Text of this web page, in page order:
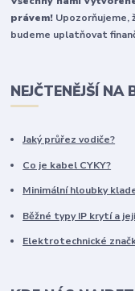
právem! Upozorňujeme,
budeme uplatňovat
NEJČTENĚJŠÍ NA
Jaký průřez vodiče?
Co je kabel CYKY?
Minimální hloubky
Běžné typy IP krytí a
Elektrotechnické